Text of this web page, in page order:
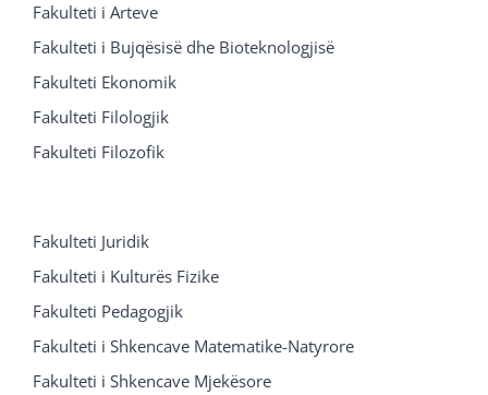
Fakulteti i Arteve
Fakulteti i Bujqësisë dhe Bioteknologjisë
Fakulteti Ekonomik
Fakulteti Filologjik
Fakulteti Filozofik
Fakulteti Juridik
Fakulteti i Kulturës Fizike
Fakulteti Pedagogjik
Fakulteti i Shkencave Matematike-Natyrore
Fakulteti i Shkencave Mjekësore